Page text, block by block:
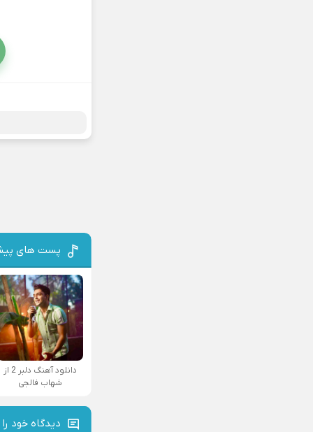
پست های
دانلود آهنگ دلبر 2 از
شهاب فالجی
دیدگاه خود